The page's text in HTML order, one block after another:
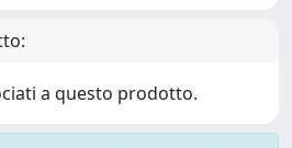
a questo prodotto.